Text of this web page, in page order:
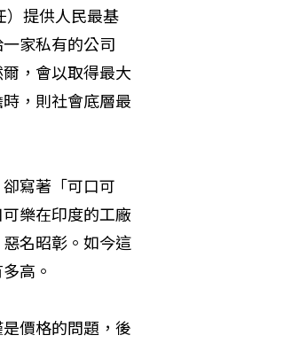
）提供人民最基
家私有的公司
，會以取得最大
，則社會底層最
寫著「可口可
樂在印度的工廠
名昭彰。如今這
高。
價格的問題，後